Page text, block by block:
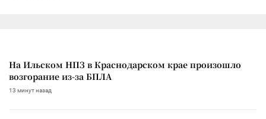
На Ильском НПЗ в Краснодарском крае произошло
возгорание из-за БПЛА
13 минут назад